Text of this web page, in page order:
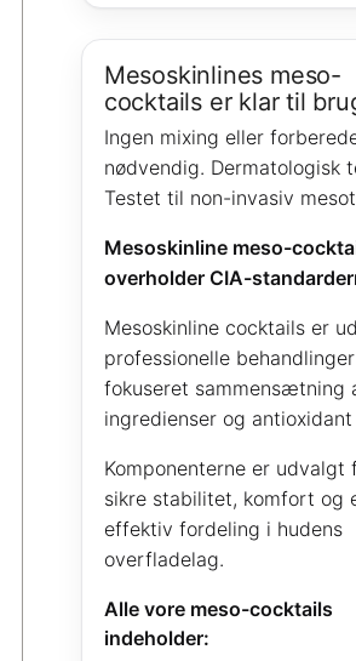
Mesoskinlines meso-
cocktails er klar til
Ingen mixing eller
nødvendig. Dermatologisk
Testet til non-invasiv
Mesoskinline meso-
overholder CIA-
Mesoskinline cocktails er
professionelle
fokuseret sammensætning
ingredienser og
Komponenterne er udvalgt
sikre stabilitet, komfort og
effektiv fordeling i hudens
overfladelag.
Alle vore meso-cocktails
indeholder: